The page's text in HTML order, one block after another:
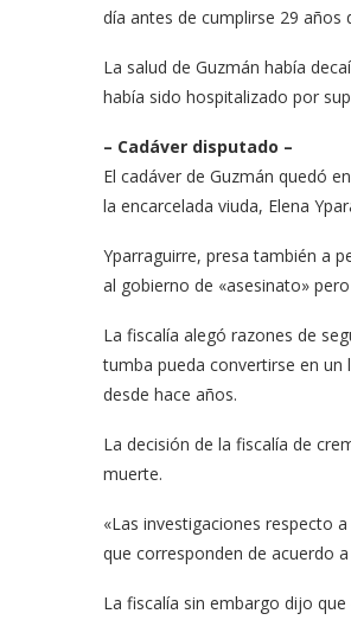
día antes de cumplirse 29 años
La salud de Guzmán había
había sido hospitalizado por
– Cadáver disputado –
El cadáver de Guzmán quedó
la encarcelada viuda, Elena
Yparraguirre, presa también a
al gobierno de «asesinato»
La fiscalía alegó razones de
tumba pueda convertirse en
desde hace años.
La decisión de la fiscalía de
muerte.
«Las investigaciones respecto
que corresponden de acuerdo
La fiscalía sin embargo dijo